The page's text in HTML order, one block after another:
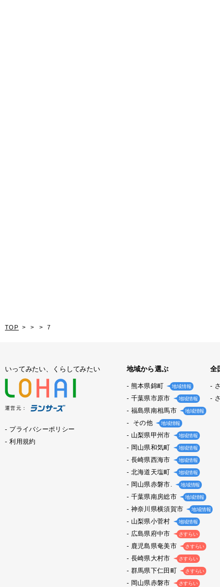
TOP 7
いってみたい、くらしてみたい
運営元：
プライバシーポリシー
利用規約
地域から選ぶ
熊本県錦町 地域情報
千葉県市原市 地域情報
福島県南相馬市 地域情報
その他 地域情報
山梨県甲州市 地域情報
岡山県和気町 地域情報
長崎県西海市 地域情報
北海道天塩町 地域情報
岡山県赤磐市. 地域情報
千葉県南房総市 地域情報
神奈川県横須賀市 地域情報
山梨県小菅村 地域情報
広島県府中市 さすらい
鹿児島県奄美市 さすらい
長崎県大村市 さすらい
群馬県下仁田町 さすらい
岡山県赤磐市 さすらい
全